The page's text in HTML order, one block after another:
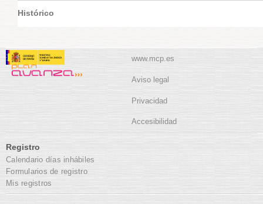
Histórico
www.mcp.es
Aviso legal
Privacidad
Accesibilidad
Registro
Calendario días inhábiles
Formularios de registro
Mis registros